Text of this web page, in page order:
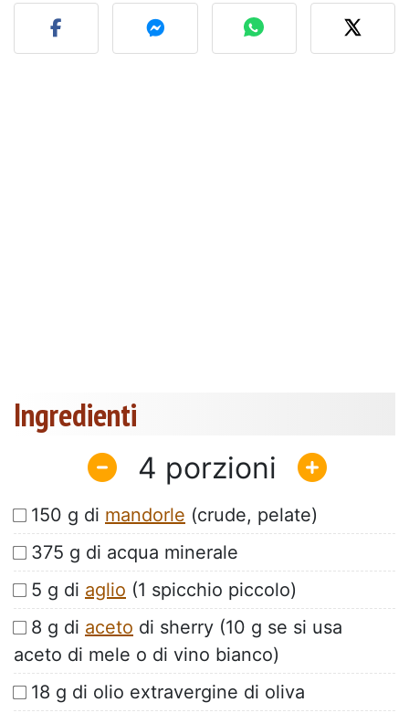
Ingredienti
4
150 g di mandorle (crude, pelate)
375 g di acqua minerale
5 g di aglio (1 spicchio piccolo)
8 g di aceto di sherry (10 g se si usa
aceto di mele o di vino bianco)
18 g di olio extravergine di oliva